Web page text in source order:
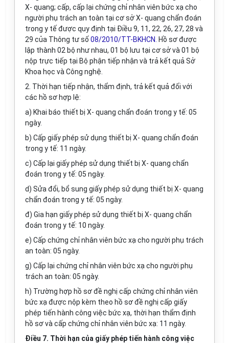
X- quang; cấp, cấp lại chứng chỉ nhân viên bức xạ cho
người phụ trách an toàn tại cơ sở X- quang chẩn đoán
trong y tế được quy định tại Điều 9, 11, 22, 26, 27, 28 và
29 của Thông tư số 08/2010/TT-BKHCN.
Hồ sơ được
lập thành 02 bộ như nhau, 01 bộ lưu tại cơ sở và 01 bộ
nộp trực tiếp tại Bộ phận tiếp nhận và trả kết quả Sở
Khoa học và Công nghệ.
2. Thời hạn tiếp nhận, thẩm định, trả kết quả đối với
các hồ sơ hợp lệ:
a) Khai báo thiết bị X- quang chẩn đoán trong y tế: 05
ngày.
b) Cấp giấy phép sử dụng thiết bị X- quang chẩn đoán
trong y tế: 11 ngày.
c) Cấp lại giấy phép sử dụng thiết bị X- quang chẩn
đoán trong y tế: 05 ngày.
d) Sửa đổi, bổ sung giấy phép sử dụng thiết bị X- quang
chẩn đoán trong y tế: 05 ngày.
đ) Gia hạn giấy phép sử dụng thiết bị X- quang chẩn
đoán trong y tế: 10 ngày.
e) Cấp chứng chỉ nhân viên bức xạ cho người phụ trách
an toàn: 05 ngày.
g) Cấp lại chứng chỉ nhân viên bức xạ cho người phụ
trách an toàn: 05 ngày.
h) Trường hợp hồ sơ đề nghị cấp chứng chỉ nhân viên
bức xạ được nộp kèm theo hồ sơ đề nghị cấp giấy
phép tiến hành công việc bức xạ, thời hạn thẩm định
hồ sơ và cấp chứng chỉ nhân viên bức xạ: 11 ngày.
Điều 7. Thời hạn của giấy phép tiến hành công việc